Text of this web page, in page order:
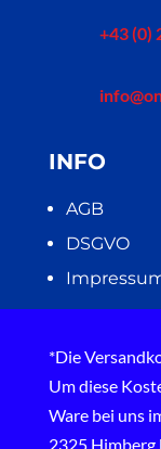
+43 (0)
INFO
AGB
DSGVO
*Die
Um diese
Ware bei uns
2325 Himberg